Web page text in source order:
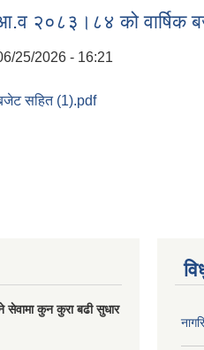
आ.व २०८३।८४ को वार्षिक
25/2026 - 16:21
सहित (1).pdf
सेवामा कुन कुरा बढी सुधार